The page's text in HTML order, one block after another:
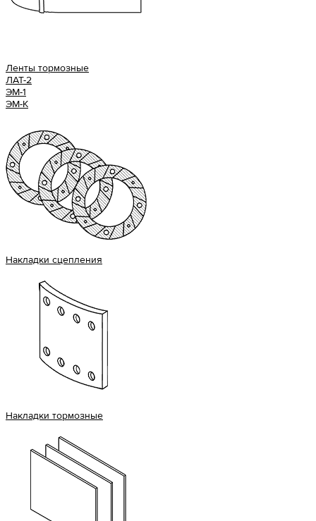
Ленты тормозные
ЛАТ-2
ЭМ-1
ЭМ-К
Накладки сцепления
Накладки тормозные